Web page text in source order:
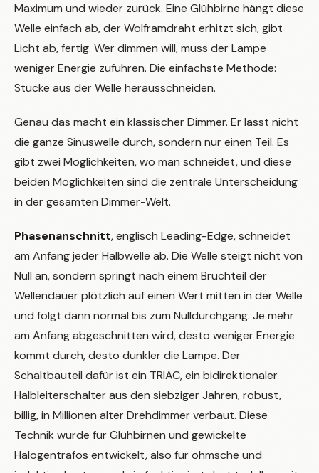
Maximum und wieder zurück. Eine Glühbirne hängt diese
Welle einfach ab, der Wolframdraht erhitzt sich, gibt
Licht ab, fertig. Wer dimmen will, muss der Lampe
weniger Energie zuführen. Die einfachste Methode:
Stücke aus der Welle herausschneiden.
Genau das macht ein klassischer Dimmer. Er lässt nicht
die ganze Sinuswelle durch, sondern nur einen Teil. Es
gibt zwei Möglichkeiten, wo man schneidet, und diese
beiden Möglichkeiten sind die zentrale Unterscheidung
in der gesamten Dimmer-Welt.
Phasenanschnitt, englisch Leading-Edge, schneidet
am Anfang jeder Halbwelle ab. Die Welle steigt nicht von
Null an, sondern springt nach einem Bruchteil der
Wellendauer plötzlich auf einen Wert mitten in der Welle
und folgt dann normal bis zum Nulldurchgang. Je mehr
am Anfang abgeschnitten wird, desto weniger Energie
kommt durch, desto dunkler die Lampe. Der
Schaltbauteil dafür ist ein TRIAC, ein bidirektionaler
Halbleiterschalter aus den siebziger Jahren, robust,
billig, in Millionen alter Drehdimmer verbaut. Diese
Technik wurde für Glühbirnen und gewickelte
Halogentrafos entwickelt, also für ohmsche und